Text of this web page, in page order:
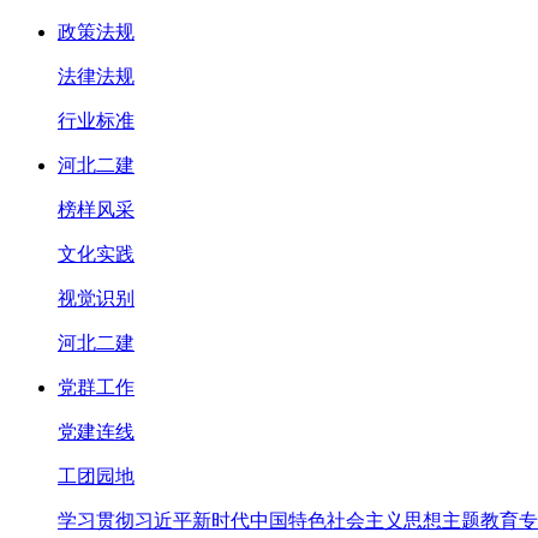
政策法规
法律法规
行业标准
河北二建
榜样风采
文化实践
视觉识别
河北二建
党群工作
党建连线
工团园地
学习贯彻习近平新时代中国特色社会主义思想主题教育